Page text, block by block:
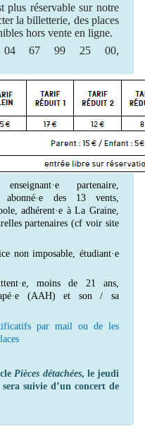
plus réservablesur notre
la billetterie, des places
hors vente en ligne.
: 04 67 99 25 00,
partenaire,
abonné·e des 13 vents,
adhérent·e à La Graine,
partenaires (cf voir site
non imposable, étudiant·e
moins de 21 ans,
(AAH) et son / sa
par mail ou de les
Pièces détachées, le jeudi
suivie d’un concert de